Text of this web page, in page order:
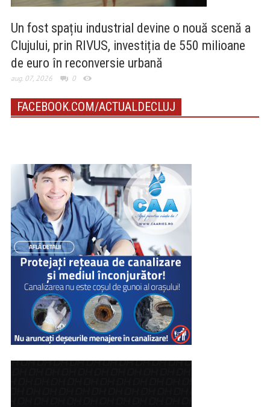
Un fost spațiu industrial devine o nouă scenă a
Clujului, prin RIVUS, investiția de 550 milioane
de euro în reconversie urbană
aug. 07, 2026 0
FACEBOOK.COM/ACTUALDECLUJ